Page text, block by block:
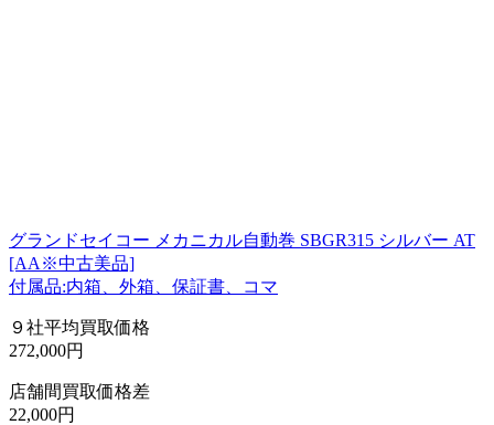
グランドセイコー メカニカル自動巻 SBGR315 シルバー AT
[AA※中古美品]
付属品:内箱、外箱、保証書、コマ
９社平均買取価格
272,000円
店舗間買取価格差
22,000円